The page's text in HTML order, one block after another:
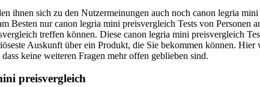
sich zu den Nutzermeinungen auch noch canon legria
Besten nur canon legria mini preisvergleich Tests von Personen
treffen können. Diese canon legria mini preisvergleich
Auskunft über ein Produkt, die Sie bekommen können.
keine weiteren Fragen mehr offen geblieben sind.
preisvergleich